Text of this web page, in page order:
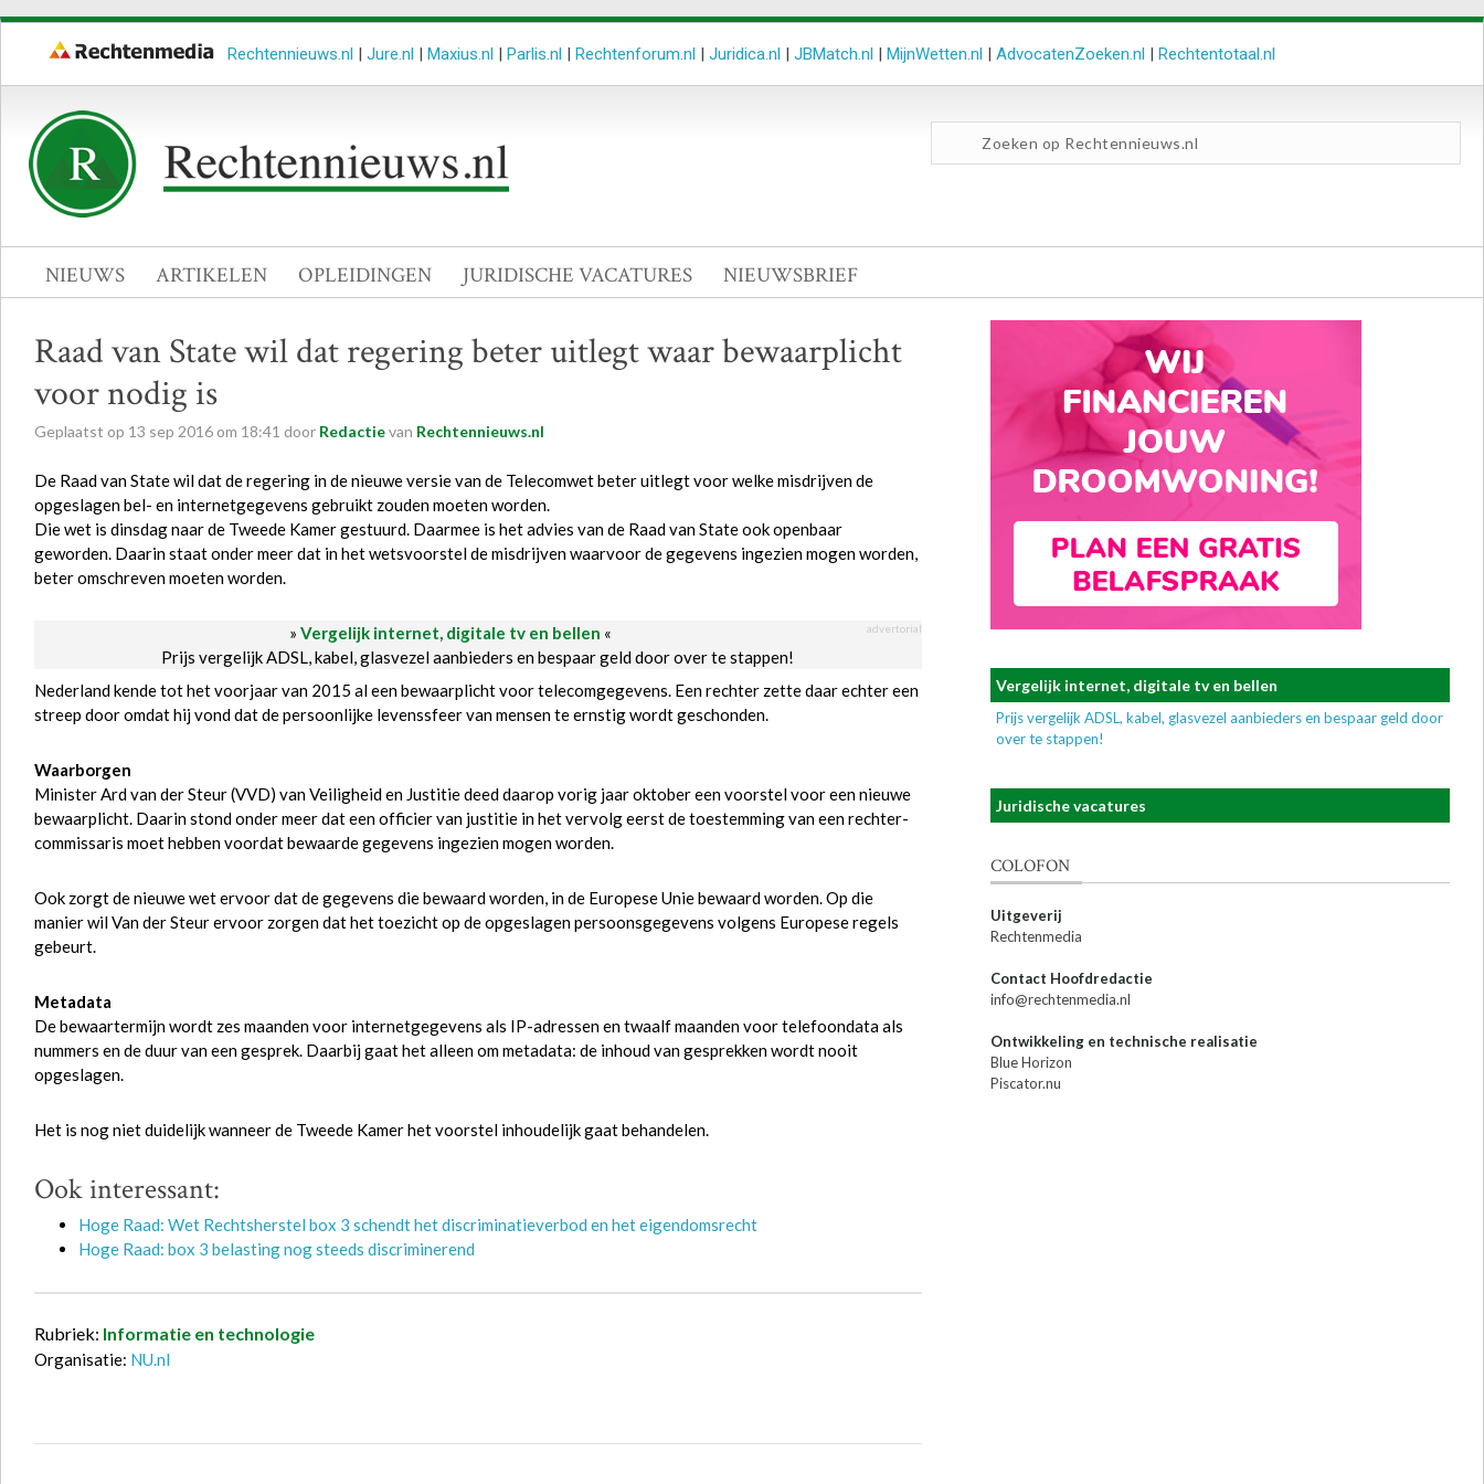
Rechtennieuws.nl | Jure.nl | Maxius.nl | Parlis.nl | Rechtenforum.nl | Juridica.nl | JBMatch.nl | MijnWetten.nl | AdvocatenZoeken.nl | Rechtentotaal.nl
NIEUWS ARTIKELEN OPLEIDINGEN JURIDISCHE VACATURES NIEUWSBRIEF
Raad van State wil dat regering beter uitlegt waar bewaarplicht
voor nodig is
Geplaatst op 13 sep 2016 om 18:41 door Redactievan Rechtennieuws.nl
De Raad van State wil dat de regering in de nieuwe versie van de Telecomwet beter uitlegt voor welke misdrijven de
opgeslagen bel- en internetgegevens gebruikt zouden moeten worden.
Die wet is dinsdag naar de Tweede Kamer gestuurd. Daarmee is het advies van de Raad van State ook openbaar
geworden. Daarin staat onder meer dat in het wetsvoorstel de misdrijven waarvoor de gegevens ingezien mogen worden,
beter omschreven moeten worden.
» Vergelijk internet, digitale tv en bellen « advertorial
Prijs vergelijk ADSL, kabel, glasvezel aanbieders en bespaar geld door over te stappen!
Nederland kende tot het voorjaar van 2015 al een bewaarplicht voor telecomgegevens. Een rechter zette daar echter een
streep door omdat hij vond dat de persoonlijke levenssfeer van mensen te ernstig wordt geschonden.
Waarborgen
Minister Ard van der Steur (VVD) van Veiligheid en Justitie deed daarop vorig jaar oktober een voorstel voor een nieuwe
bewaarplicht. Daarin stond onder meer dat een officier van justitie in het vervolg eerst de toestemming van een rechter-
commissaris moet hebben voordat bewaarde gegevens ingezien mogen worden.
Ook zorgt de nieuwe wet ervoor dat de gegevens die bewaard worden, in de Europese Unie bewaard worden. Op die
manier wil Van der Steur ervoor zorgen dat het toezicht op de opgeslagen persoonsgegevens volgens Europese regels
gebeurt.
Metadata
De bewaartermijn wordt zes maanden voor internetgegevens als IP-adressen en twaalf maanden voor telefoondata als
nummers en de duur van een gesprek. Daarbij gaat het alleen om metadata: de inhoud van gesprekken wordt nooit
opgeslagen.
Het is nog niet duidelijk wanneer de Tweede Kamer het voorstel inhoudelijk gaat behandelen.
Ook interessant:
Hoge Raad: Wet Rechtsherstel box 3 schendt het discriminatieverbod en het eigendomsrecht
Hoge Raad: box 3 belasting nog steeds discriminerend
Rubriek: Informatie en technologie
Organisatie: NU.nl
Vergelijk internet, digitale tv en bellen
Prijs vergelijk ADSL, kabel, glasvezel aanbieders en bespaar geld door
over te stappen!
Juridische vacatures
COLOFON
Uitgeverij
Rechtenmedia
Contact Hoofdredactie
info@rechtenmedia.nl
Ontwikkeling en technische realisatie
Blue Horizon
Piscator.nu